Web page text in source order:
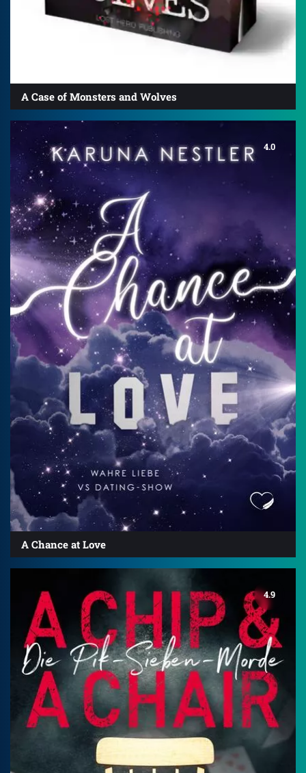
A Case of Monsters and Wolves
4.0
A Chance at Love
4.9